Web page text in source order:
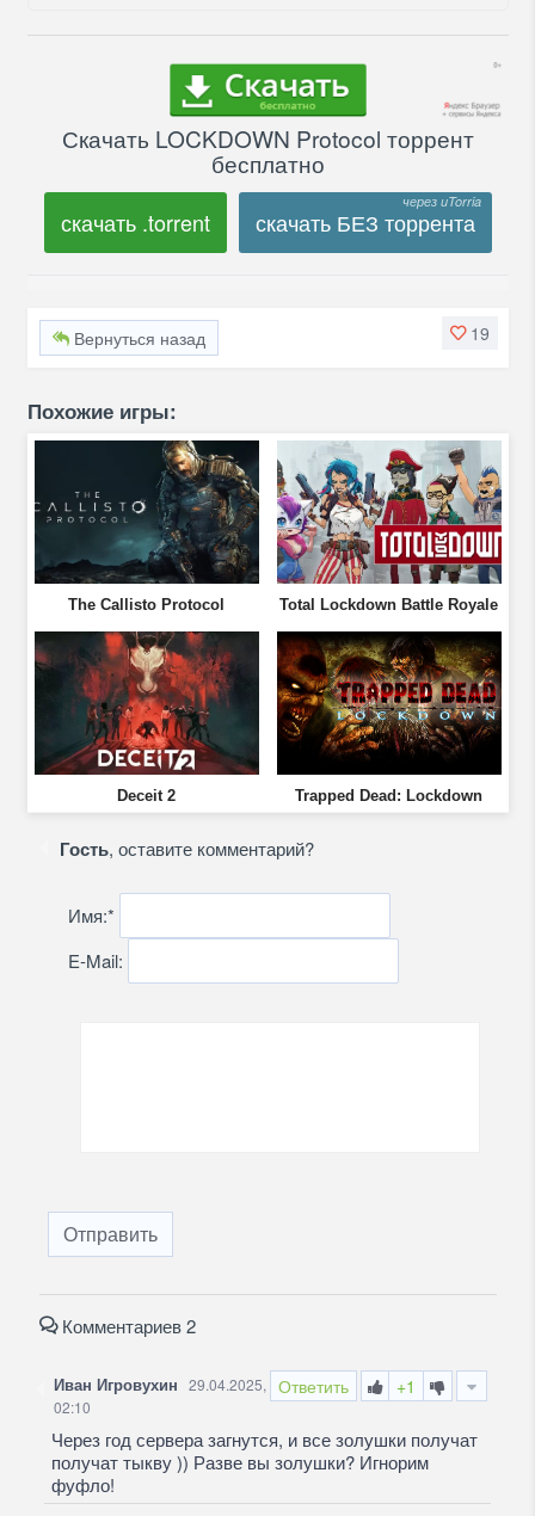
Скачать LOCKDOWN Protocol торрент
бесплатно
скачать .torrent скачать БЕЗ торрента
19
Вернуться назад
Похожие игры:
The Callisto Protocol Total Lockdown Battle Royale
Deceit 2 Trapped Dead: Lockdown
Гость, оставите комментарий?
Имя:*
E-Mail:
Отправить
Комментариев 2
Ответить +1
Иван Игровухин 29.04.2025,
02:10
Через год сервера загнутся, и все золушки получат
получат тыкву )) Разве вы золушки? Игнорим
фуфло!